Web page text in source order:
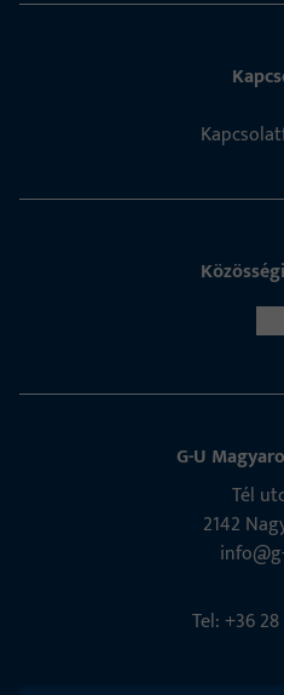
G-U
Tél
2142
Tel: +36